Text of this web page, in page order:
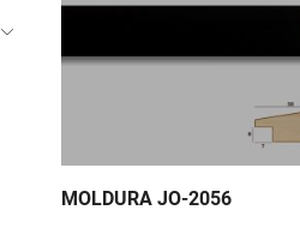
MOLDURA JO-2056